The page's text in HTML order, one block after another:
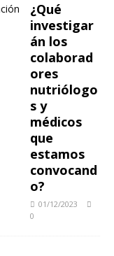
¿Qué
investigar
án los
colaborad
ores
nutriólogo
s y
médicos
que
estamos
convocand
o?
01/12/2023
0